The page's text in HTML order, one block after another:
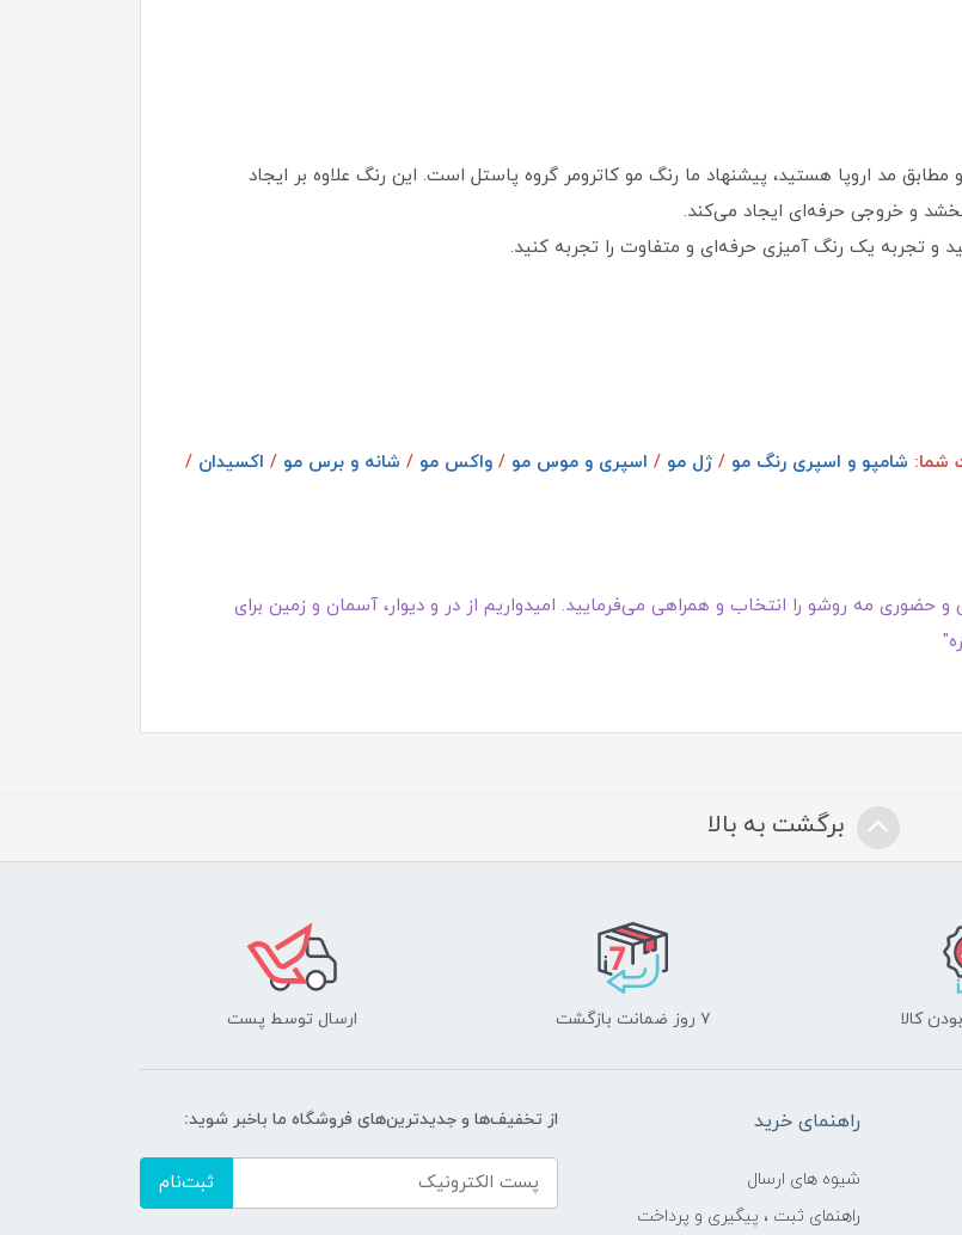
مد اروپا هستید، پیشنهاد ما رنگ مو کاترومر گروه پاستل است. این رنگ علاوه بر ایجاد
و خروجی حرفه‌ای ایجاد می‌کند.
و تجربه یک رنگ‌ آمیزی حرفه‌ای و متفاوت را تجربه کنید.
شما: شامپو و اسپری رنگ مو / ژل مو / اسپری و موس مو / واکس مو / شانه و برس مو / اکسیدان /
حضوری مه روشو را انتخاب و همراهی می‌فرمایید. امیدواریم از در و دیوار، آسمان و زمین برای
برگشت به بالا
کالا ۷ روز ضمانت بازگشت ارسال توسط پست
راهنمای خرید
شیوه های ارسال
راهنمای ثبت ، پیگیری و پرداخت
از تخفیف‌ها و جدیدترین‌های فروشگاه ما باخبر شوید:
ثبت‌نام